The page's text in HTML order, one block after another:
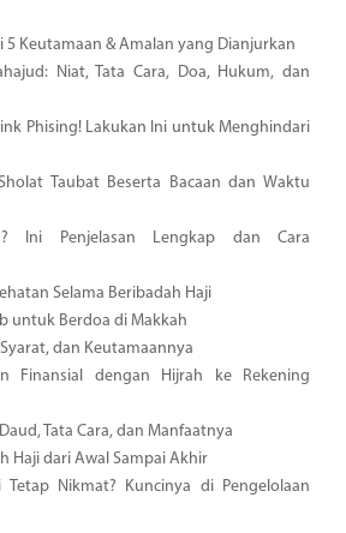
5 Keutamaan & Amalan yang Dianjurkan
Niat, Tata Cara, Doa, Hukum, dan
Phising! Lakukan Ini untuk Menghindari
Taubat Beserta Bacaan dan Waktu
Ini Penjelasan Lengkap dan Cara
Selama Beribadah Haji
untuk Berdoa di Makkah
dan Keutamaannya
Finansial dengan Hijrah ke Rekening
Tata Cara, dan Manfaatnya
Haji dari Awal Sampai Akhir
Tetap Nikmat? Kuncinya di Pengelolaan